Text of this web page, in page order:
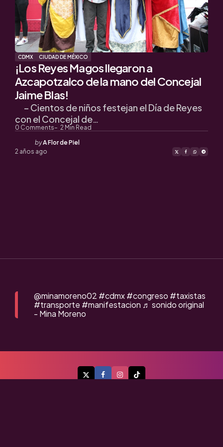
CDMX CIUDAD DE MÉXICO
¡Los Reyes Magos llegaron a
Azcapotzalco de la mano del Concejal
Jaime Blas!
0 Comments 2 Min Read
– Cientos de niños festejan el Día de Reyes
con el Concejal de…
Posted
by
byA Flor de Piel
2 años ago
@minamoreno02 #cdmx#congreso #taxistas
#transporte #manifestacion ♬ sonido original
- Mina Moreno